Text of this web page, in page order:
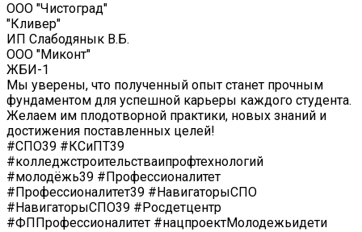
ООО "Чистоград"
"Кливер"
ИП Слабодянык В.Б.
ООО "Миконт"
ЖБИ-1
Мы уверены, что полученный опыт станет прочным
фундаментом для успешной карьеры каждого студента.
Желаем им плодотворной практики, новых знаний и
достижения поставленных целей!
#СПО39 #КСиПТ39
#колледжстроительстваипрофтехнологий
#молодёжь39 #Профессионалитет
#Профессионалитет39 #НавигаторыСПО
#НавигаторыСПО39 #Росдетцентр
#ФППрофессионалитет #нацпроектМолодежьидети